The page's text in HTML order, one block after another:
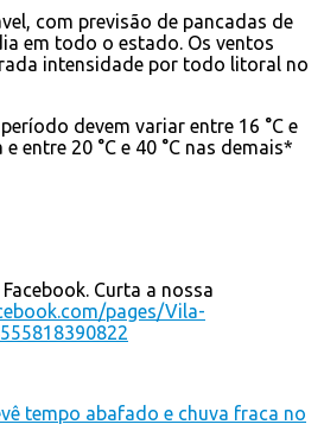
com previsão de pancadas de
em todo o estado. Os ventos
intensidade por todo litoral no
devem variar entre 16 °C e
entre 20 °C e 40 °C nas demais*
Curta a nossa
pages/Vila-
tempo abafado e chuva fraca no